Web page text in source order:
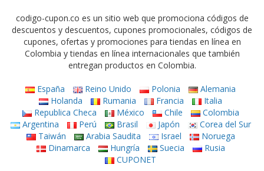
codigo-cupon.co es un sitio web que promociona códigos de
descuentos y descuentos, cupones promocionales, códigos de
cupones, ofertas y promociones para tiendas en línea en
Colombia y tiendas en línea internacionales que también
entregan productos en Colombia.
España Reino Unido Polonia
Alemania
Holanda
Rumania Francia
Italia
Republica Checa
México Chile
Colombia
Argentina
Perú Brasil Japón
Corea del Sur
Taiwán
Arabia Saudita Israel
Noruega
Dinamarca
Hungría Suecia
Rusia
CUPONET